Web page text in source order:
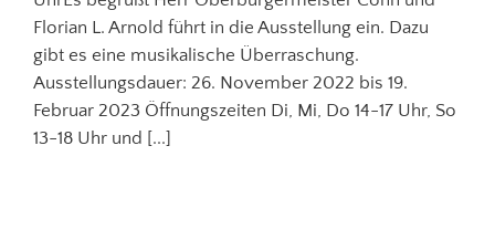
Florian L. Arnold führt in die Ausstellung ein. Dazu
gibt es eine musikalische Überraschung.
Ausstellungsdauer: 26. November 2022 bis 19.
Februar 2023 Öffnungszeiten Di, Mi, Do 14-17 Uhr, So
13-18 Uhr und [...]